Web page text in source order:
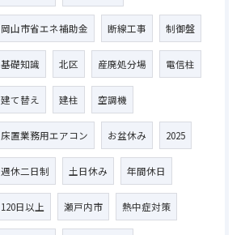
岡山市省エネ補助金 断線工事 制御盤
基礎知識 北区 産廃処分場 電信柱
建て替え 建柱 空調機
床置業務用エアコン お盆休み 2025
週休二日制 土日休み 年間休日
120日以上 瀬戸内市 熱中症対策